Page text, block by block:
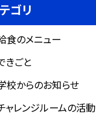
ゴリ
食のメニュー
きごと
校からのお知らせ
ャレンジルームの活動